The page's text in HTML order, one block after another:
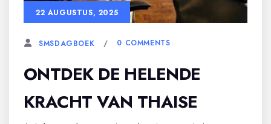
22 AUGUSTUS, 2025
SMSDAGBOEK 0 COMMENTS
ONTDEK DE HELENDE
KRACHT VAN THAISE